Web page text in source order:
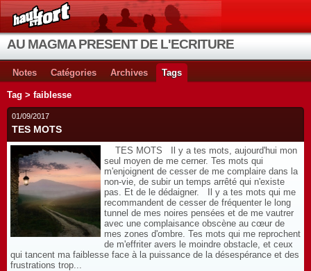
AU MAGMA PRESENT DE L'ECRITURE
Notes Catégories Archives Tags
Tag > faiblesse
01/09/2017
TES MOTS
TES MOTS Il y a tes mots, aujourd'hui mon
seul moyen de me cerner. Tes mots qui
m'enjoignent de cesser de me complaire dans la
non-vie, de subir un temps arrêté qui n'existe
pas. Et de le dédaigner. Il y a tes mots qui me
recommandent de cesser de fréquenter le long
tunnel de mes noires pensées et de me vautrer
avec une complaisance obscène au cœur de
mes zones d'ombre. Tes mots qui me reprochent
de m'effriter avers le moindre obstacle, et ceux
qui tancent ma faiblesse face à la puissance de la désespérance et des
frustrations trop...